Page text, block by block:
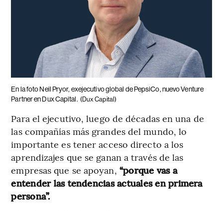
En la foto Neil Pryor, exejecutivo global de PepsiCo, nuevo Venture
Partner en Dux Capital. (Dux Capital)
Para el ejecutivo, luego de décadas en una de
las compañías más grandes del mundo, lo
importante es tener acceso directo a los
aprendizajes que se ganan a través de las
empresas que se apoyan, “porque vas a
entender las tendencias actuales en primera
persona”.